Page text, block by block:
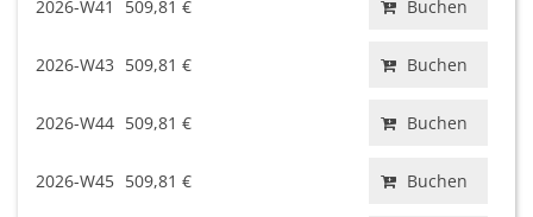
2026-W41 509,81 € Buchen
2026-W43 509,81 € Buchen
2026-W44 509,81 € Buchen
2026-W45 509,81 € Buchen